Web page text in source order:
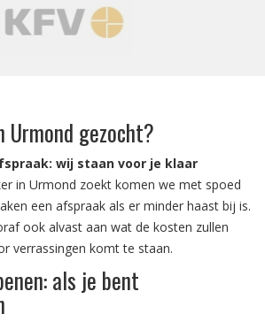
Urmond gezocht?
wij staan voor je klaar
in Urmond zoekt komen we met spoed
een afspraak als er minder haast bij is.
ook alvast aan wat de kosten zullen
verrassingen komt te staan.
als je bent